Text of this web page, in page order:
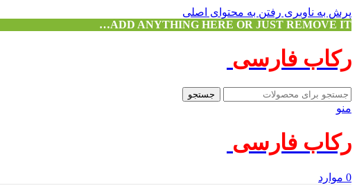
پرش به ناوبری رفتن به محتوای اصلی
ADD ANYTHING HERE OR JUST REMOVE IT…
رکاب فارسی
جستجو
منو
رکاب فارسی
0 موارد